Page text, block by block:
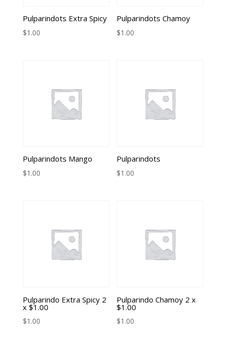
Pulparindots Extra Spicy
$1.00
Pulparindots Chamoy
$1.00
Pulparindots Mango
$1.00
Pulparindots
$1.00
Pulparindo Extra Spicy 2
x $1.00
$1.00
Pulparindo Chamoy 2 x
$1.00
$1.00